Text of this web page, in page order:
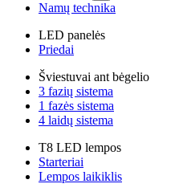
Namų technika
LED panelės
Priedai
Šviestuvai ant bėgelio
3 fazių sistema
1 fazės sistema
4 laidų sistema
T8 LED lempos
Starteriai
Lempos laikiklis